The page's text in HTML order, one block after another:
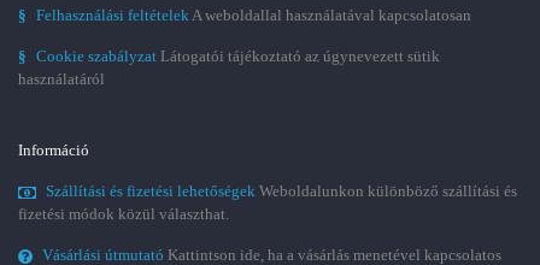
§ Felhasználási feltételekA weboldallal használatával kapcsolatosan
§ Cookie szabályzat Látogatói tájékoztató az úgynevezett sütik
használatáról
Információ
Szállítási és fizetési lehetőségek Weboldalunkon különböző szállítási és
fizetési módok közül választhat.
Vásárlási útmutató Kattintson ide, ha a vásárlás menetével kapcsolatos